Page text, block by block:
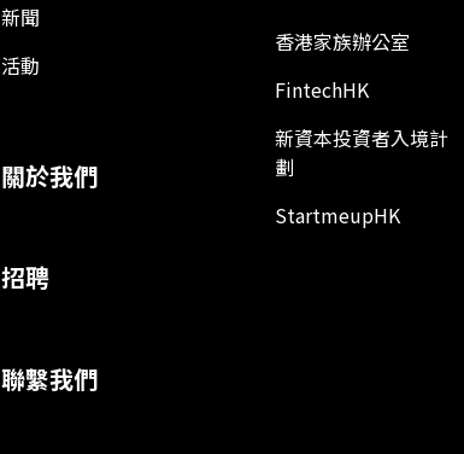
新聞
活動
關於我們
招聘
聯繫我們
香港家族辦公室
FintechHK
新資本投資者入境計
劃
StartmeupHK